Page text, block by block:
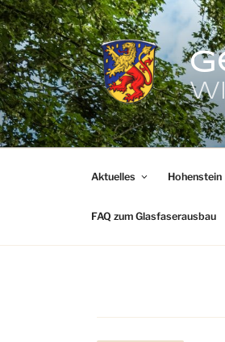
Zum
Inhalt
springen
Aktuelles Hohenstein
FAQ zum Glasfaserausbau